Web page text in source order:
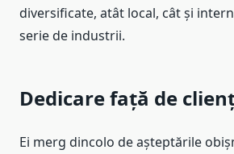
diversificate, atât local, cât și
serie de industrii.
Dedicare față de
Ei merg dincolo de așteptările